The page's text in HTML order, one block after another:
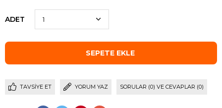
ADET
TAVSIYE ET YORUM YAZ SORULAR (0) VE CEVAPLAR (0)